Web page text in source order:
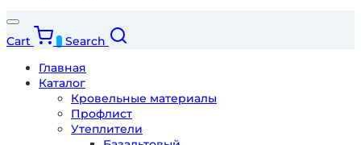
Cart
Search
Главная
Каталог
Кровельные материалы
Профлист
Утеплители